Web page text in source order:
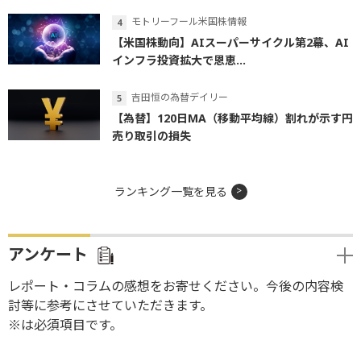
モトリーフール米国株情報
【米国株動向】AIスーパーサイクル第2幕、AI
インフラ投資拡大で恩恵...
吉田恒の為替デイリー
【為替】120日MA（移動平均線）割れが示す円
売り取引の損失
ランキング一覧を見る
アンケート
レポート・コラムの感想をお寄せください。今後の内容検
討等に参考にさせていただきます。
※は必須項目です。